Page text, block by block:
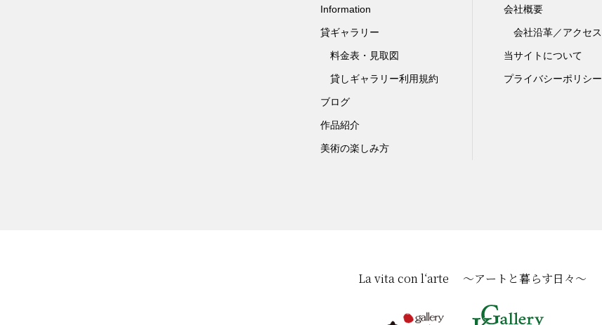
Information
貸ギャラリー
料金表・見取図
貸しギャラリー利用規約
ブログ
作品紹介
美術の楽しみ方
会社概要
会社沿革／アクセス
当サイトについて
プライバシーポリシー
La vita con l‘arte ～アートと暮らす日々～